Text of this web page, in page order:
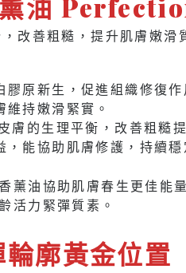
改善粗糙，提升肌膚嫩滑
原新生，促進組織修復
持嫩滑緊實。
膚的生理平衡，改善粗糙
能協助肌膚修護，持續穩
薰油協助肌膚春生更佳能
活力緊彈質素。
廓黃金位置